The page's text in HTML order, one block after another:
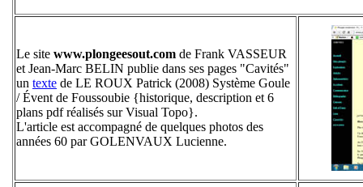
Le site www.plongeesout.com de Frank VASSEUR
et Jean-Marc BELIN publie dans ses pages "Cavités"
un texte de LE ROUX Patrick (2008) Système Goule
/ Évent de Foussoubie {historique, description et 6
plans pdf réalisés sur Visual Topo}.
L'article est accompagné de quelques photos des
années 60 par GOLENVAUX Lucienne.